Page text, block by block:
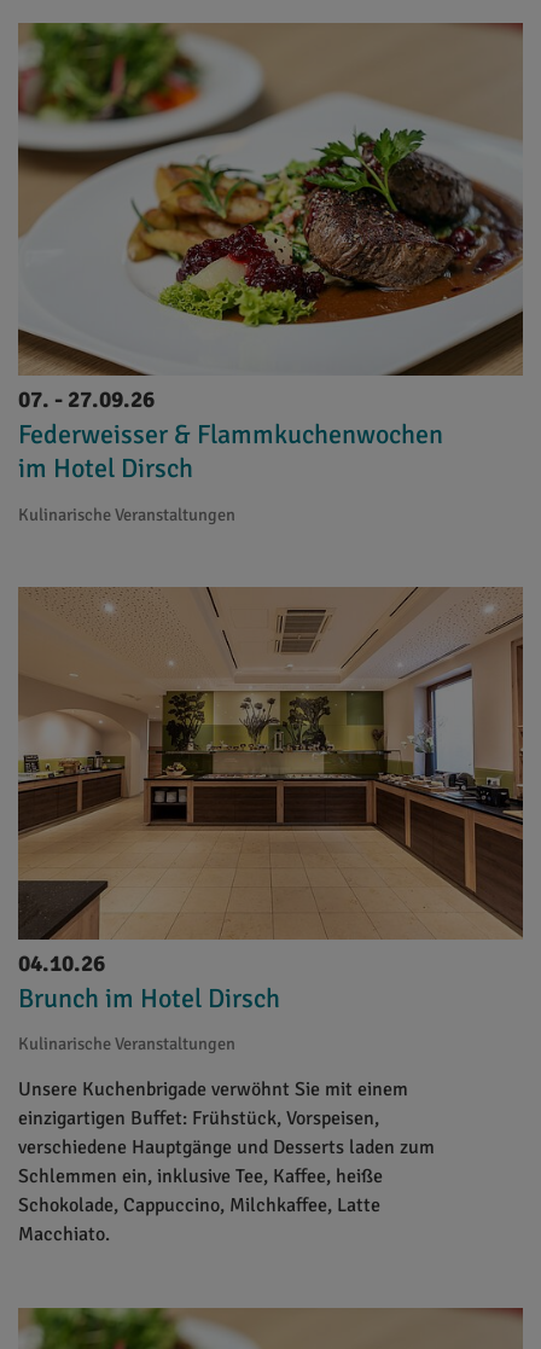
07. - 27.09.26
Federweisser & Flammkuchenwochen
im Hotel Dirsch
Kulinarische Veranstaltungen
04.10.26
Brunch im Hotel Dirsch
Kulinarische Veranstaltungen
Unsere Kuchenbrigade verwöhnt Sie mit einem
einzigartigen Buffet: Frühstück, Vorspeisen,
verschiedene Hauptgänge und Desserts laden zum
Schlemmen ein, inklusive Tee, Kaffee, heiße
Schokolade, Cappuccino, Milchkaffee, Latte
Macchiato.